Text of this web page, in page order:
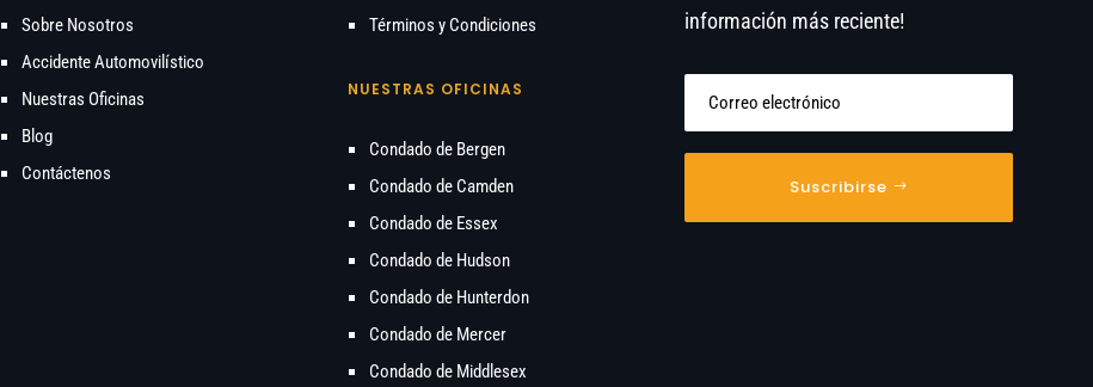
Sobre Nosotros
Accidente Automovilístico
Nuestras Oficinas
Blog
Contáctenos
Términos y Condiciones
NUESTRAS OFICINAS
Condado de Bergen
Condado de Camden
Condado de Essex
Condado de Hudson
Condado de Hunterdon
Condado de Mercer
Condado de Middlesex
información más reciente!
Suscribirse